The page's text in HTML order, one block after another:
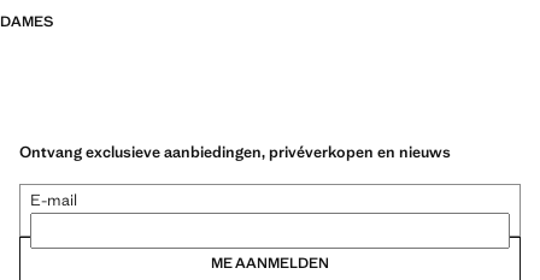
DAMES
Ontvang exclusieve aanbiedingen, privéverkopen en nieuws
E-mail
ME AANMELDEN